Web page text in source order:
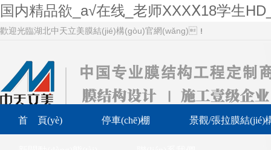
国内精品欲_a√在线_老师XXXⅩ18学生
歡迎光臨湖北中天立美膜結(jié)構(gòu)官網(wǎng)！
首 頁(yè) 停車(chē)棚 景觀/張拉膜結(jié)